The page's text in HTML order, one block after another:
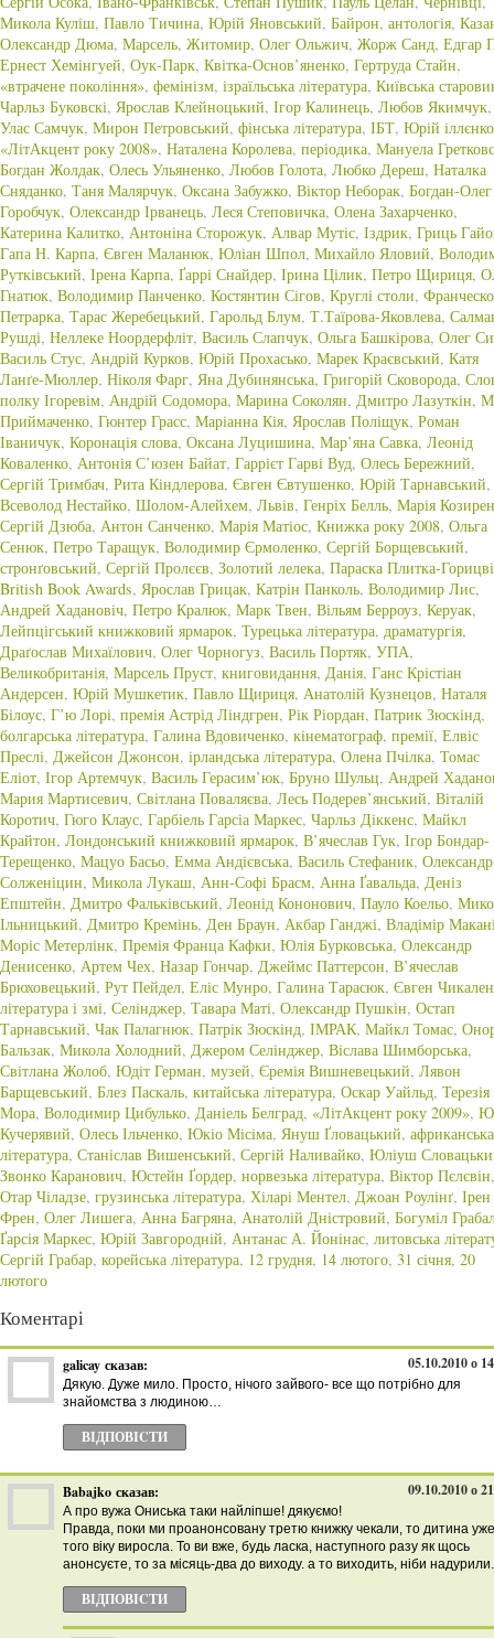
Микола Куліш, Павло Тичина, Юрій Яновський, Байрон, антологія,
Олександр Дюма, Марсель, Житомир, Олег Ольжич, Жорж Санд, Едгар
Ернест Хемінгуей, Оук-Парк, Квітка-Основ’яненко, Гертруда Стайн,
«втрачене покоління», фемінізм, ізраїльська література, Київська
Чарльз Буковскі, Ярослав Клейноцький, Ігор Калинець, Любов Якимчук,
Улас Самчук, Мирон Петровський, фінська література, ІБТ, Юрій іллєнко
«ЛітАкцент року 2008», Наталена Королева, періодика, Мануела
Богдан Жолдак, Олесь Ульяненко, Любов Голота, Любко Дереш, Наталка
Сняданко, Таня Малярчук, Оксана Забужко, Віктор Неборак, Богдан-Олег
Горобчук, Олександр Ірванець, Леся Степовичка, Олена Захарченко,
Катерина Калитко, Антоніна Сторожук, Алвар Мутіс, Іздрик, Гриць
Гапа Н. Карпа, Євген Маланюк, Юліан Шпол, Михайло Яловий,
Рутківський, Ірена Карпа, Ґаррі Снайдер, Ірина Цілик, Петро Щириця,
Гнатюк, Володимир Панченко, Костянтин Сігов, Круглі столи, Франческо
Петрарка, Тарас Жеребецький, Гарольд Блум, Т.Таїрова-Яковлева,
Рушді, Неллеке Ноордерфліт, Василь Слапчук, Ольга Башкірова, Олег
Василь Стус, Андрій Курков, Юрій Прохасько, Марек Краєвський, Катя
Ланґе-Мюллер, Ніколя Фарг, Яна Дубинянська, Григорій Сковорода,
полку Ігоревім, Андрій Содомора, Марина Соколян, Дмитро Лазуткін,
Приймаченко, Гюнтер Грасс, Маріанна Кія, Ярослав Поліщук, Роман
Іваничук, Коронація слова, Оксана Луцишина, Мар’яна Савка, Леонід
Коваленко, Антонія С’юзен Байат, Гаррієт Гарві Вуд, Олесь Бережний,
Сергій Тримбач, Рита Кіндлерова, Євген Євтушенко, Юрій Тарнавський,
Всеволод Нестайко, Шолом-Алейхем, Львів, Генріх Белль, Марія
Сергій Дзюба, Антон Санченко, Марія Матіос, Книжка року 2008, Ольга
Сенюк, Петро Таращук, Володимир Єрмоленко, Сергій Борщевський,
стронґовський, Сергій Пролєєв, Золотий лелека, Параска Плитка-
British Book Awards, Ярослав Грицак, Катрін Панколь, Володимир Лис,
Андрей Хадановіч, Петро Кралюк, Марк Твен, Вільям Берроуз, Керуак,
Лейпцігський книжковий ярмарок, Турецька література, драматургія,
Драґослав Михаїлович, Олег Чорногуз, Василь Портяк, УПА,
Великобританія, Марсель Пруст, книговидання, Данія, Ганс Крістіан
Андерсен, Юрій Мушкетик, Павло Щириця, Анатолій Кузнецов, Наталя
Білоус, Г’ю Лорі, премія Астрід Ліндгрен, Рік Ріордан, Патрик Зюскінд,
болгарська література, Галина Вдовиченко, кінематограф, премії, Елвіс
Преслі, Джейсон Джонсон, ірландська література, Олена Пчілка, Томас
Еліот, Ігор Артемчук, Василь Герасим’юк, Бруно Шульц, Андрей
Мария Мартисевич, Світлана Поваляєва, Лесь Подерев’янський, Віталій
Коротич, Гюго Клаус, Гарбіель Гарсіа Маркес, Чарльз Діккенс, Майкл
Крайтон, Лондонський книжковий ярмарок, В’ячеслав Гук, Ігор Бондар-
Терещенко, Мацуо Басьо, Емма Андієвська, Василь Стефаник, Олександр
Солженіцин, Микола Лукаш, Анн-Софі Брасм, Анна Ґавальда, Деніз
Епштейн, Дмитро Фальківський, Леонід Кононович, Пауло Коельо,
Ільницький, Дмитро Кремінь, Ден Браун, Акбар Ганджі, Владімір
Моріс Метерлінк, Премія Франца Кафки, Юлія Бурковська, Олександр
Денисенко, Артем Чех, Назар Гончар, Джеймс Паттерсон, В’ячеслав
Брюховецький, Рут Пейдел, Еліс Мунро, Галина Тарасюк, Євген
література і змі, Селінджер, Тавара Маті, Олександр Пушкін, Остап
Тарнавський, Чак Палагнюк, Патрік Зюскінд, ІМРАК, Майкл Томас,
Бальзак, Микола Холодний, Джером Селінджер, Віслава Шимборська,
Світлана Жолоб, Юдіт Герман, музей, Єремія Вишневецький, Лявон
Барщевський, Блез Паскаль, китайська література, Оскар Уайльд, Терезія
Мора, Володимир Цибулько, Даніель Белград, «ЛітАкцент року 2009»,
Кучерявий, Олесь Ільченко, Юкіо Місіма, Януш Ґловацький, африканська
література, Станіслав Вишенський, Сергій Наливайко, Юліуш
Звонко Каранович, Юстейн Ґордер, норвезька література, Віктор Пєлєвін,
Отар Чіладзе, грузинська література, Хіларі Ментел, Джоан Роулінґ, Ірен
Френ, Олег Лишега, Анна Багряна, Анатолій Дністровий, Богуміл
Ґарсія Маркес, Юрій Завгородній, Антанас А. Йонінас, литовська
Сергій Грабар, корейська література, 12 грудня, 14 лютого, 31 січня, 20
лютого
Коментарі
galicay сказав: 05.10.2010 о
Дякую. Дуже мило. Просто, нічого зайвого- все що потрібно для
знайомства з людиною…
ВІДПОВІCТИ
Babajko сказав: 09.10.2010 о
А про вужа Ониська таки найліпше! дякуємо!
Правда, поки ми проанонсовану третю книжку чекали, то дитина
того віку виросла. То ви вже, будь ласка, наступного разу як щось
анонсуєте, то за місяць-два до виходу. а то виходить, ніби надурили.
ВІДПОВІCТИ